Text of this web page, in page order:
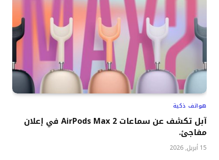
هواتف ذكية
آبل تكشف عن سماعات AirPods Max 2 في إعلان
مفاجئ.
15 أبريل, 2026